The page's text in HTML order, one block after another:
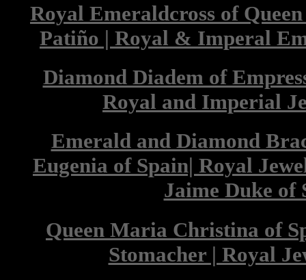
Royal Emeraldcross of
Patiño | Royal & Imperal
Diamond Diadem of
Royal and Imperial
Emerald and Diamond
Eugenia of Spain| Royal
Jaime Duke of
Queen Maria Christina of
Stomacher | Royal